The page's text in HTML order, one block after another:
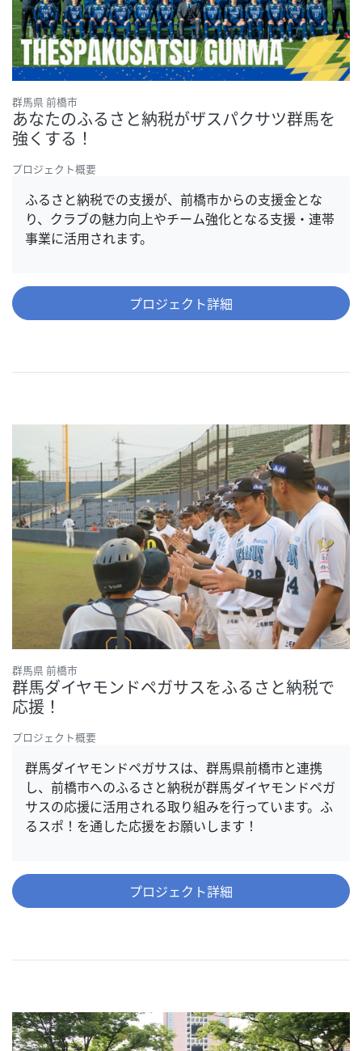
群馬県 前橋市
あなたのふるさと納税がザスパクサツ群馬を
強くする！
プロジェクト概要
ふるさと納税での支援が、前橋市からの支援金とな
り、クラブの魅力向上やチーム強化となる支援・連帯
事業に活用されます。
プロジェクト詳細
群馬県 前橋市
群馬ダイヤモンドペガサスをふるさと納税で
応援！
プロジェクト概要
群馬ダイヤモンドペガサスは、群馬県前橋市と連携
し、前橋市へのふるさと納税が群馬ダイヤモンドペガ
サスの応援に活用される取り組みを行っています。ふ
るスポ！を通した応援をお願いします！
プロジェクト詳細